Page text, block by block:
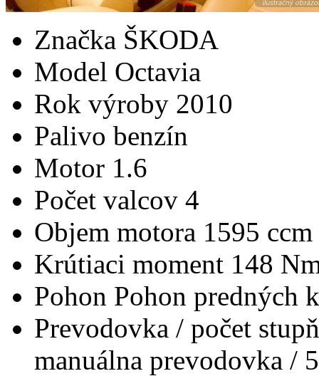
Značka ŠKODA
Model Octavia
Rok výroby 2010
Palivo benzín
Motor 1.6
Počet valcov 4
Objem motora 1595 ccm
Krútiaci moment 148
Pohon Pohon predných
Prevodovka / počet
manuálna prevodovka / 5